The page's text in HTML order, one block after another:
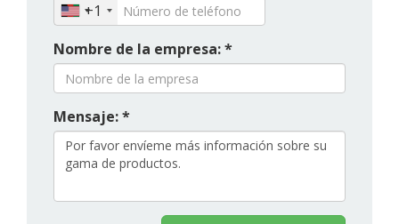
+1
Nombre de la empresa: *
Mensaje: *